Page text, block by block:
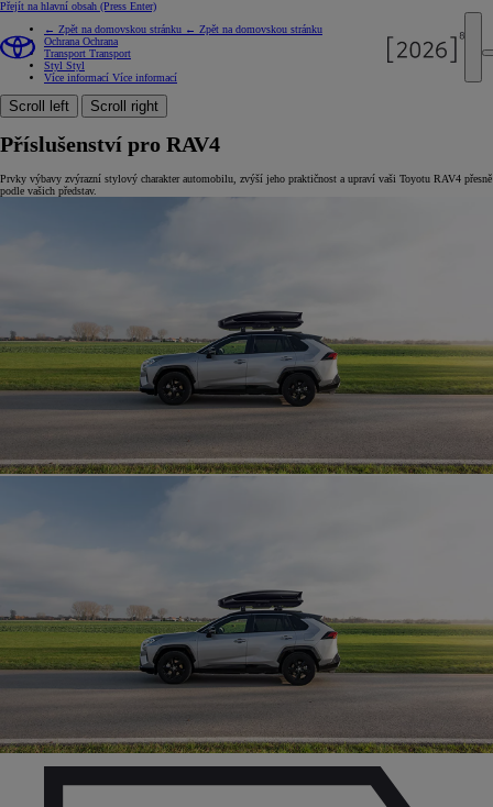
Přejít na hlavní obsah (Press Enter)
← Zpět na domovskou stránku ← Zpět na domovskou stránku
Ochrana Ochrana
Transport Transport
Styl Styl
Více informací Více informací
Scroll left Scroll right
Příslušenství pro RAV4
Prvky výbavy zvýrazní stylový charakter automobilu, zvýší jeho praktičnost a upraví vaši Toyotu RAV4 přesně
podle vašich představ.